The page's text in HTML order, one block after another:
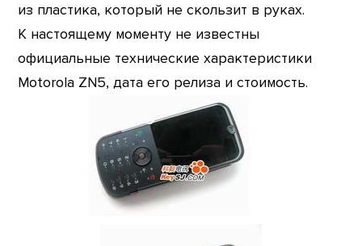
из пластика, который не скользит в руках.
К настоящему моменту не известны
официальные технические характеристики
Motorola ZN5, дата его релиза и стоимость.